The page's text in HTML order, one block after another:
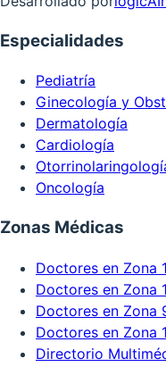
Especialidades
Pediatría
Ginecología y
Dermatología
Cardiología
Oncología
Zonas Médicas
Doctores en Zona
Doctores en Zona
Doctores en Zona
Doctores en Zona
Directorio